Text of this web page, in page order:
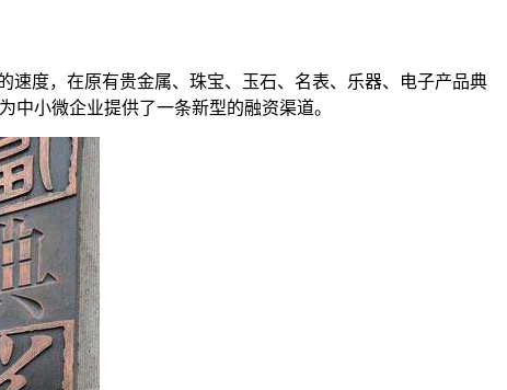
速度，在原有贵金属、珠宝、玉石、名表、乐器、电子产品典
中小微企业提供了一条新型的融资渠道。